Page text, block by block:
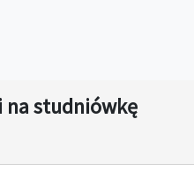
na studniówkę